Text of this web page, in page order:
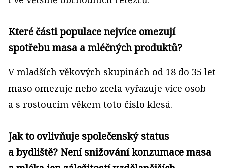
Které části populace nejvíce omezují
spotřebu masa a mléčných produktů?
V mladších věkových skupinách od 18 do 35 let
maso omezuje nebo zcela vyřazuje více osob
a s rostoucím věkem toto číslo klesá.
Jak to ovlivňuje společenský status
a bydliště? Není snižování konzumace masa